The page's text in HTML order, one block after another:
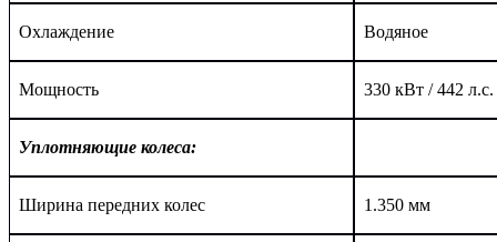
Охлаждение Водяное
Мощность 330 кВт / 442 л.с.
Уплотняющие колеса:
Ширина передних колес 1.350 мм